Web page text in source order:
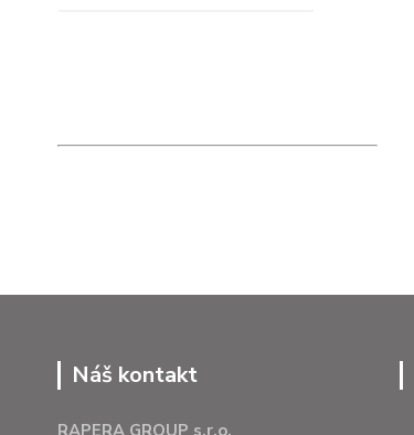
Náš kontakt
RAPERA GROUP s.r.o.